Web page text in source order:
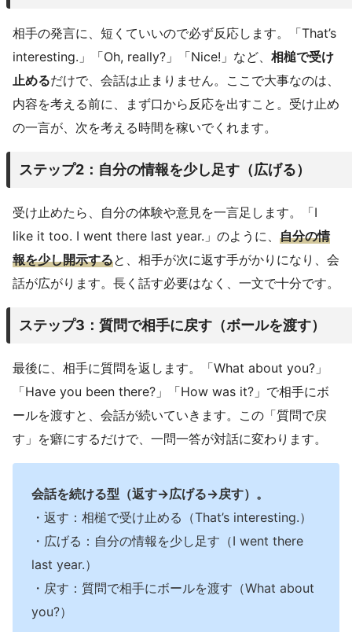
相手の発言に、短くていいので必ず反応します。「That’s
interesting.」「Oh, really?」「Nice!」など、 相槌で受け
止めるだけで、会話は止まりません。ここで大事なのは、
内容を考える前に、まず口から反応を出すこと。受け止め
の一言が、次を考える時間を稼いでくれます。
ステップ2：自分の情報を少し足す（広げる）
受け止めたら、自分の体験や意見を一言足します。「I
like it too. I went there last year.」のように、 自分の情
報を少し開示すると、相手が次に返す手がかりになり、会
話が広がります。長く話す必要はなく、一文で十分です。
ステップ3：質問で相手に戻す（ボールを渡す）
最後に、相手に質問を返します。「What about you?」
「Have you been there?」「How was it?」で相手にボ
ールを渡すと、会話が続いていきます。この「質問で戻
す」を癖にするだけで、一問一答が対話に変わります。
会話を続ける型（返す→広げる→戻す）。
・返す：相槌で受け止める（That’s interesting.）
・広げる：自分の情報を少し足す（I went there
last year.）
・戻す：質問で相手にボールを渡す（What about
you?）